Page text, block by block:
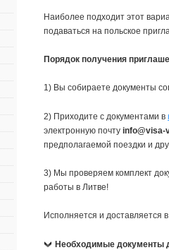
Наиболее подходит этот
подаваться на польское
Порядок получения
1) Вы собираете документы
2) Приходите с документами в
электронную почтуinfo@visa-
предполагаемой поездки и
3) Мы проверяем комплект
работы в Литве!
Исполняется и доставляется
Необходимые документы